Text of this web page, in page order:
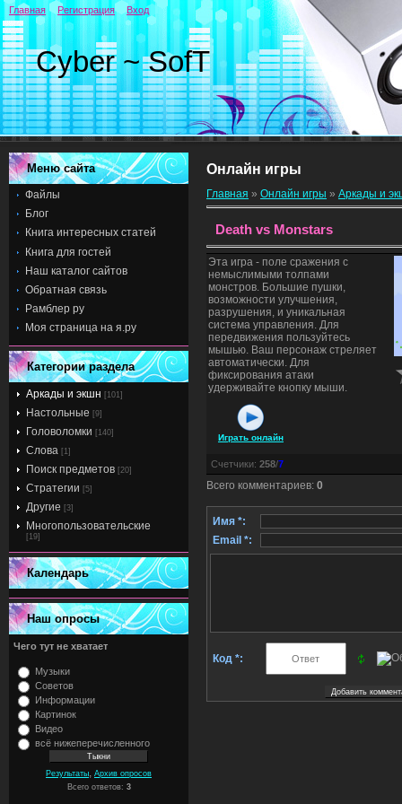
Cyber ~ SofT
Главная Регистрация Вход
Меню сайта
Файлы
Блог
Книга интересных статей
Книга для гостей
Наш каталог сайтов
Обратная связь
Рамблер ру
Моя страница на я.ру
Категории раздела
Аркады и экшн [101]
Настольные [9]
Головоломки [140]
Слова [1]
Поиск предметов [20]
Стратегии [5]
Другие [3]
Многопользовательские
[19]
Календарь
Наш опросы
Чего тут не хватает
Музыки
Советов
Информации
Картинок
Видео
всё нижеперечисленного
Результаты Архив опросов
Всего ответов: 3
Онлайн игры
Главная » Онлайн игры » Аркады и
Death vs Monstars
Эта игра - поле сражения с
немыслимыми толпами
монстров. Большие пушки,
возможности улучшения,
разрушения, и уникальная
система управления. Для
передвижения пользуйтесь
мышью. Ваш персонаж стреляет
автоматически. Для
фиксирования атаки
удерживайте кнопку мыши.
Играть онлайн
Счетчики: 258/7
Всего комментариев: 0
Имя *:
Email *:
Код *: